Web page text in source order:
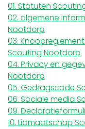
01. Statuten
02. algemene
Nootdorp
03.
Scouting Nootdorp
04. Privacy en
Nootdorp
05. Gedragscode
06. Sociale media
09.
10. Lidmaatschap